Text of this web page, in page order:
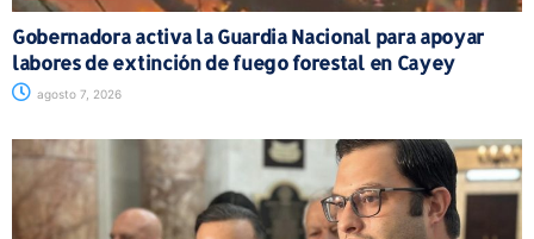
Gobernadora activa la Guardia Nacional para apoyar
labores de extinción de fuego forestal en Cayey
agosto 7, 2026